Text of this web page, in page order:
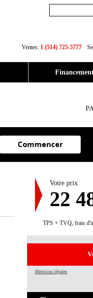
Ventes: 1 (514) 725-5777
Commencer
Votre prix
22
TPS + TVQ, frais
Mentions légales